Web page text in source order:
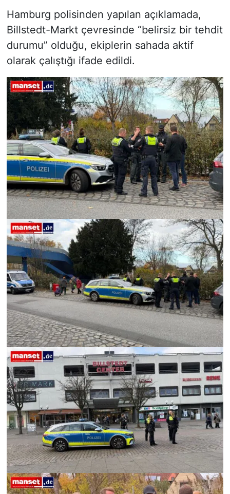
Hamburg polisinden yapılan açıklamada,
Billstedt-Markt çevresinde “belirsiz bir tehdit
durumu” olduğu, ekiplerin sahada aktif
olarak çalıştığı ifade edildi.